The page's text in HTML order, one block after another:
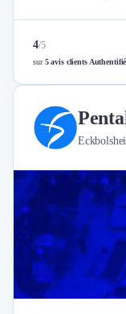
4/5
sur5 avis clients